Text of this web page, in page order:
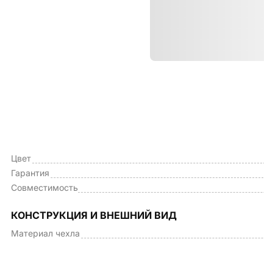
Цвет
Гарантия
Совместимость
КОНСТРУКЦИЯ И ВНЕШНИЙ ВИД
Материал чехла